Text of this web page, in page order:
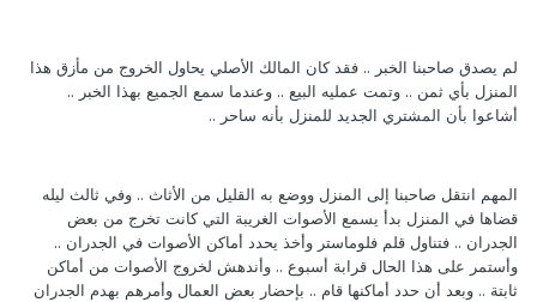
‏لم يصدق صاحبنا الخبر .. ‏فقد كان المالك الأصلي يحاول الخروج من مأزق هذا
المنزل بأي ثمن‎ .. ‏وتمت عمليه البيع .. ‏وعندما سمع الجميع بهذا الخبر ..
‏أشاعوا بأن المشتري الجديد للمنزل بأنه ساحر‎ ..
‏المهم انتقل صاحبنا إلى المنزل ووضع به القليل من الأثاث .. ‏وفي ثالث ليله
قضاها في المنزل بدأ يسمع الأصوات الغريبة التي كانت تخرج من بعض
الجدران .. ‏فتناول قلم فلوماستر وأخذ يحدد أماكن الأصوات في الجدران ..
‏وأستمر على هذا الحال قرابة أسبوع .. ‏وأندهش لخروج الأصوات من أماكن
ثابتة .. ‏وبعد أن حدد أماكنها قام .. ‏بإحضار بعض العمال وأمرهم بهدم الجدران